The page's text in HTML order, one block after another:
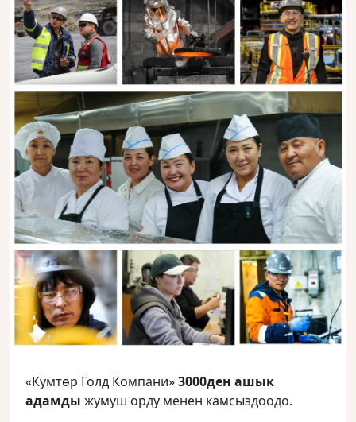
«Кумтөр Голд Компани»3000ден ашык
адамды жумуш орду менен камсыздоодо.